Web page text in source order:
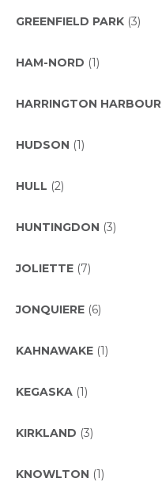
GREENFIELD PARK (3)
HAM-NORD (1)
HARRINGTON HARBOUR
HUDSON (1)
HULL (2)
HUNTINGDON (3)
JOLIETTE (7)
JONQUIERE (6)
KAHNAWAKE (1)
KEGASKA (1)
KIRKLAND (3)
KNOWLTON (1)